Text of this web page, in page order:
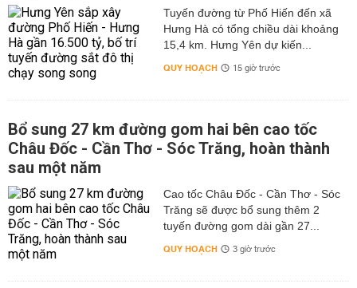
Tuyến đường từ Phố Hiến đến xã
Hưng Hà có tổng chiều dài khoảng
15,4 km. Hưng Yên dự kiến...
QUY HOẠCH 15 giờ trước
Bổ sung 27 km đường gom hai bên cao tốc
Châu Đốc - Cần Thơ - Sóc Trăng, hoàn thành
sau một năm
Cao tốc Châu Đốc - Cần Thơ - Sóc
Trăng sẽ được bổ sung thêm 2
tuyến đường gom dài gần 27...
QUY HOẠCH 3 giờ trước